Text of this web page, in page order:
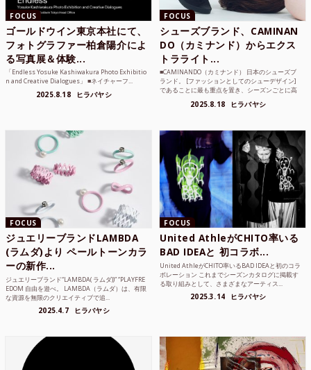
FOCUS
ゴールドウイン東京本社にて、
フォトグラファー柏倉陽介によ
る写真展＆体験...
「Endless Yosuke Kashiwakura Photo Exhibitio
n and Creative Dialogues」 ■ネイチャーフ...
2025.8.18 ヒラバヤシ
FOCUS
シューズブランド、CAMINAN
DO（カミナンド）からエクス
トラライト...
■CAMINANDO（カミナンド） 日本のシューズブ
ランド。 [ファッションとしてのシューデザイン]
であることに最も重点を置き、シーズンごとに高
2025.8.18 ヒラバヤシ
FOCUS
ジュエリーブランドLAMBDA
(ラムダ)より ペールトーンカラ
ーの新作...
ジュエリーブランド“LAMBDA( ラムダ))” “PLAYFRE
EDOM 自由を遊べ。 LAMBDA（ラムダ）は、有限
な資源を無限のクリエイティブで追...
2025.4.7 ヒラバヤシ
FOCUS
United AthleがCHITO率いる
BAD IDEAと 初コラボ...
United AthleがCHITO率いるBAD IDEAと初のコラ
ボレーション これまでシーズンカタログに掲載す
る取り組みとして、さまざまなアーティス...
2025.3.14 ヒラバヤシ